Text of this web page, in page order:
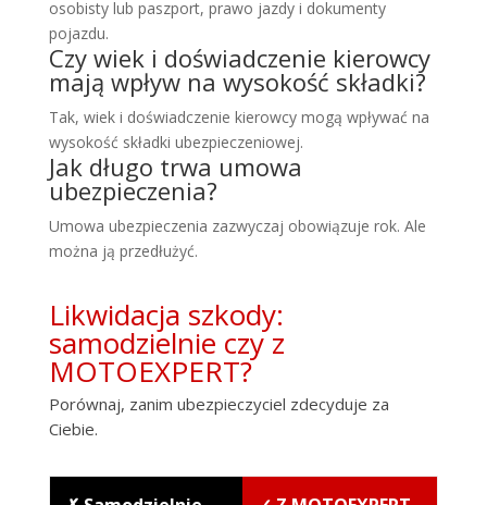
osobisty lub paszport, prawo jazdy i dokumenty
pojazdu.
Czy wiek i doświadczenie kierowcy
mają wpływ na wysokość składki?
Tak, wiek i doświadczenie kierowcy mogą wpływać na
wysokość składki ubezpieczeniowej.
Jak długo trwa umowa
ubezpieczenia?
Umowa ubezpieczenia zazwyczaj obowiązuje rok. Ale
można ją przedłużyć.
Likwidacja szkody:
samodzielnie czy z
MOTOEXPERT?
Porównaj, zanim ubezpieczyciel zdecyduje za
Ciebie.